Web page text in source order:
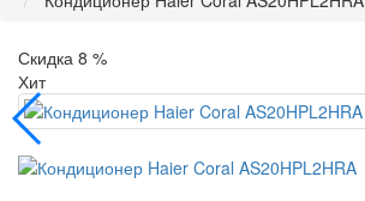
Скидка 8 %
Хит